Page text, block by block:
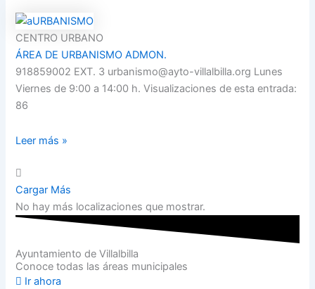
CENTRO URBANO
ÁREA DE URBANISMO ADMON.
918859002 EXT. 3 urbanismo@ayto-villalbilla.org Lunes
Viernes de 9:00 a 14:00 h. Visualizaciones de esta entrada:
86
Leer más »
Cargar Más
No hay más localizaciones que mostrar.
Ayuntamiento de Villalbilla
Conoce todas las áreas municipales
Ir ahora